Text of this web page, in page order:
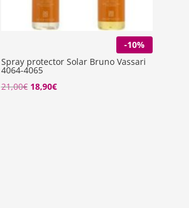
-10%
Spray protector Solar Bruno Vassari
4064-4065
21,00€ El
18,90€El